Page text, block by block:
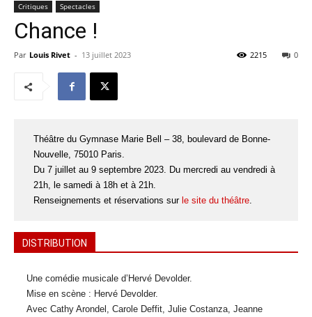
Critiques Spectacles
Chance !
Par Louis Rivet - 13 juillet 2023 0
2215
Théâtre du Gymnase Marie Bell – 38, boulevard de Bonne-
Nouvelle, 75010 Paris.
Du 7 juillet au 9 septembre 2023. Du mercredi au vendredi à
21h, le samedi à 18h et à 21h.
Renseignements et réservations sur le site du théâtre.
DISTRIBUTION
Une comédie musicale d’Hervé Devolder.
Mise en scène : Hervé Devolder.
Avec Cathy Arondel, Carole Deffit, Julie Costanza, Jeanne